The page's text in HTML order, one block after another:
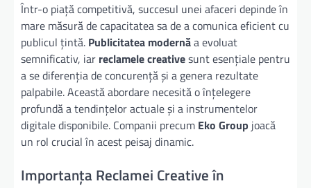
Într-o piață competitivă, succesul unei afaceri depinde în
mare măsură de capacitatea sa de a comunica eficient cu
publicul țintă. Publicitatea modernăa evoluat
semnificativ, iar reclamele creativesunt esențiale pentru
a se diferenția de concurență și a genera rezultate
palpabile. Această abordare necesită o înțelegere
profundă a tendințelor actuale și a instrumentelor
digitale disponibile. Companii precum Eko Group joacă
un rol crucial în acest peisaj dinamic.
Importanța Reclamei Creative în